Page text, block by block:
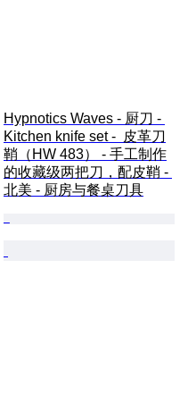
Hypnotics Waves - 厨刀 -
Kitchen knife set -  皮革刀
鞘（HW 483） - 手工制作
的收藏级两把刀，配皮鞘 -
北美 - 厨房与餐桌刀具